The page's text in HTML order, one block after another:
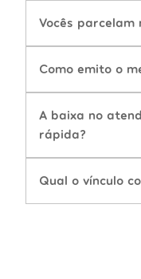
Vocês parcelam
Como emito o
A baixa no
rápida?
Qual o vínculo